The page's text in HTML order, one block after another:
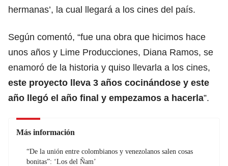
hermanas’, la cual llegará a los cines del país.
Según comentó, “fue una obra que hicimos hace
unos años y Lime Producciones, Diana Ramos, se
enamoró de la historia y quiso llevarla a los cines,
este proyecto lleva 3 años cocinándose y este
año llegó el año final y empezamos a hacerla”.
Más información
“De la unión entre colombianos y venezolanos salen cosas
bonitas”: ‘Los del Ñam’